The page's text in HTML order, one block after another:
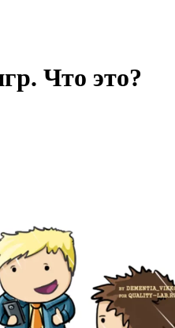
Что это?